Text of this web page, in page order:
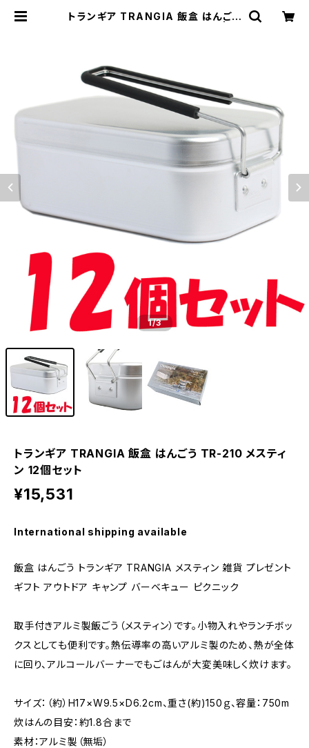
トランギア TRANGIA 飯盒 はんごう
1/3
トランギア TRANGIA 飯盒 はんごう TR-210 メスティ
ン 12個セット
¥15,531
International shipping available
飯盒 はんごう トランギア TRANGIA メスティン 雑貨 プレゼント
ギフト アウトドア キャンプ バーベキュー ピクニック
取手付きアルミ製飯ごう（メスティン）です。小物入れやランチボッ
クスとしても便利です。熱伝導率の高いアルミ製のため、熱が全体
に回り、アルコールバーナーでもごはんが大変美味しく炊けます。
サイズ：（約）H17×W9.5×D6.2cm、重さ(約)150ｇ、容量：750m
炊はんの目安：約1.8合まで
素材：アルミ製（無垢）